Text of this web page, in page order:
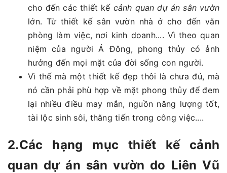
cho đến các thiết kế cảnh quan dự án sân vườn
lớn. Từ thiết kế sân vườn nhà ở cho đến văn
phòng làm việc, nơi kinh doanh.... Vì theo quan
niệm của người Á Đông, phong thủy có ảnh
hưởng đến mọi mặt của đời sống con người.
Vì thế mà một thiết kế đẹp thôi là chưa đủ, mà
nó cần phải phù hợp về mặt phong thủy để đem
lại nhiều điều may mắn, nguồn năng lượng tốt,
tài lộc sinh sôi, thăng tiến trong công việc....
2.Các hạng mục thiết kế cảnh
quan dự án sân vườn do Liên Vũ